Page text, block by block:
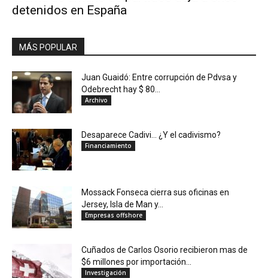
detenidos en España
MÁS POPULAR
Juan Guaidó: Entre corrupción de Pdvsa y
Odebrecht hay $ 80...
Archivo
Desaparece Cadivi… ¿Y el cadivismo?
Financiamiento
Mossack Fonseca cierra sus oficinas en
Jersey, Isla de Man y...
Empresas offshore
Cuñados de Carlos Osorio recibieron mas de
$6 millones por importación...
Investigación